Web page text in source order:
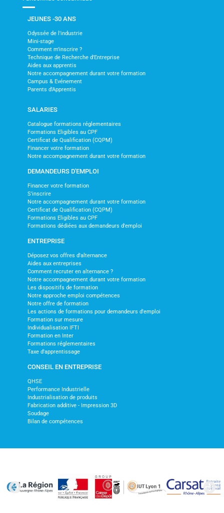
JEUNES -30 ANS
Odyssée de l'industrie
Mini-stage
Comment m'inscrire ?
Technique de Recherche d'Entreprise
Aides aux apprentis
Notre accompagnement durant votre formation
Campus & Evénement
Parents d'Apprentis
SALARIES
Catalogue formations réglementaires
Formations Eligibles au CPF
Certificat de Qualification (CQPM)
Financer votre formation
Notre accompagnement durant votre formation
DEMANDEURS D'EMPLOI
Financer votre formation
S'inscrire
Notre accompagnement durant votre formation
Certificat de Qualification (CQPM)
Formations Eligibles au CPF
Formations dédiées aux demandeurs d'emploi
ENTREPRISE
Déposez vos offres d'alternance
Aides aux entreprises
Comment recruter en alternance ?
Notre accompagnement durant votre formation
Les dispositifs de formation
Notre approche emploi compétences
Notre offre de formation
Les actions de formations pour demandeurs d'emploi
Formation sur mesure
Individualisation IFTI
Formation en Inter
Formations réglementaires
Taxe d'apprentissage
CONSEIL EN ENTREPRISE
QHSE
Performance Industrielle
Industrialisation de produits
Fabrication additive - Impression 3D
Soudage
Bilan de compétences